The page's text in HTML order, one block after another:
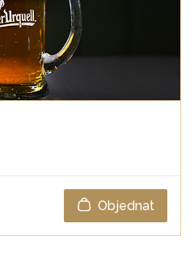
Objednat